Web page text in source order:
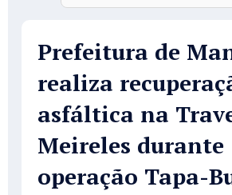
Prefeitura de
realiza
asfáltica na
Meireles durante
operação Tapa-